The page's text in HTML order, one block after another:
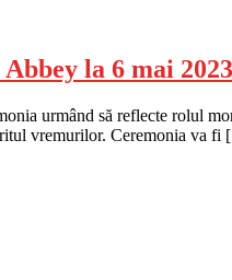
la 6 mai 2023
urmând să reflecte rolul
vremurilor. Ceremonia va